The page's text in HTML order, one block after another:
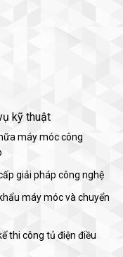
kỹ thuật
máy móc công
giải pháp công nghệ
máy móc và chuyển
thi công tủ điện điều